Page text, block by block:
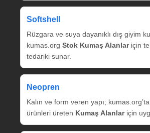
Softshell
Rüzgara ve suya dayanıklı dış giyim
kumas.org Stok Kumaş Alanlariçin
tedariki sunar.
Neopren
Kalın ve form veren yapı;
ürünleri üreten Kumaş Alanlariçin